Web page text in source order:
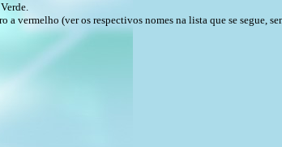
vermelho (ver os respectivos nomes na lista que se segue,